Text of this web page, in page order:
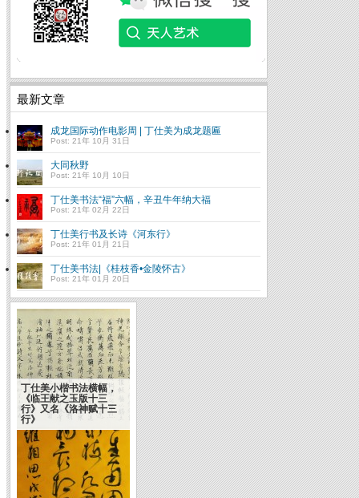
最新文章
成龙国际动作电影周 | 丁仕美为成龙题匾
Post: 21年 10月 31日
大同秋野
Post: 21年 10月 10日
丁仕美书法“福”六幅，辛丑牛年纳大福
Post: 21年 02月 22日
丁仕美行书及长诗《河东行》
Post: 21年 01月 21日
丁仕美书法|《桂枝香•金陵怀古》
Post: 21年 01月 20日
丁仕美小楷书法横幅，
《临王献之玉版十三
行》又名《洛神赋十三
行》